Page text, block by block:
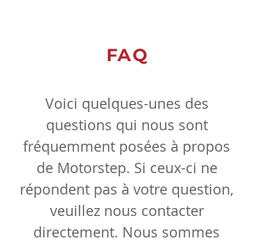
FAQ
Voici quelques-unes des
questions qui nous sont
fréquemment posées à propos
de Motorstep. Si ceux-ci ne
répondent pas à votre question,
veuillez nous contacter
directement. Nous sommes